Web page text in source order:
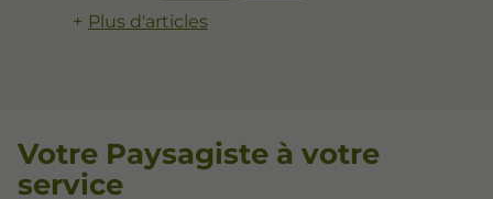
Plus d'articles
Votre Paysagiste à votre
service